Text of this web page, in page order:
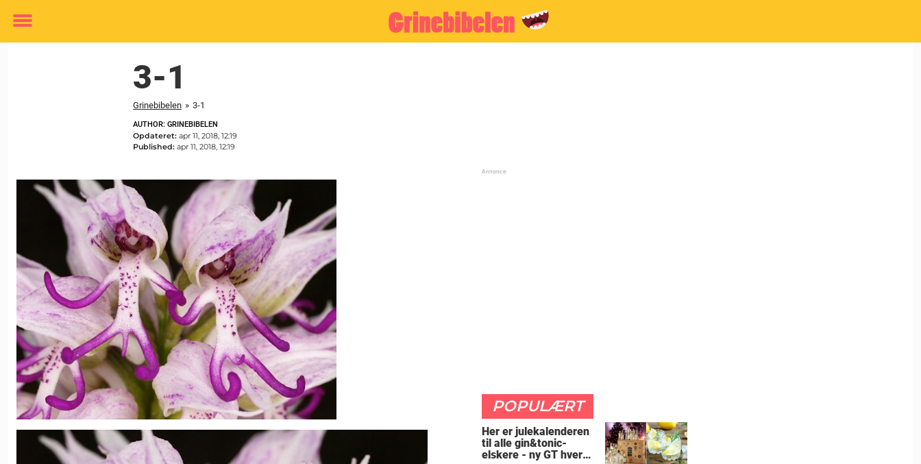
Toggle
3-1
Grinebibelen » 3-1
AUTHOR: GRINEBIBELEN
Opdateret: apr 11, 2018, 12:19
Published: apr 11, 2018, 12:19
POPULÆRT
Her er julekalenderen
til alle gin&tonic-
elskere - ny GT hver